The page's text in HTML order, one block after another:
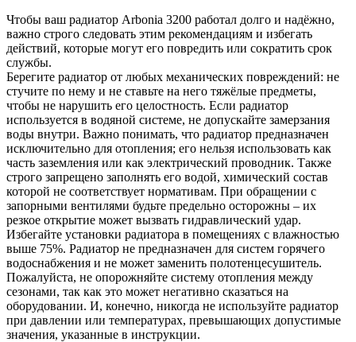
Чтобы ваш радиатор Arbonia 3200 работал долго и надёжно,
важно строго следовать этим рекомендациям и избегать
действий, которые могут его повредить или сократить срок
службы.
Берегите радиатор от любых механических повреждений: не
стучите по нему и не ставьте на него тяжёлые предметы,
чтобы не нарушить его целостность. Если радиатор
используется в водяной системе, не допускайте замерзания
воды внутри. Важно понимать, что радиатор предназначен
исключительно для отопления; его нельзя использовать как
часть заземления или как электрический проводник. Также
строго запрещено заполнять его водой, химический состав
которой не соответствует нормативам. При обращении с
запорными вентилями будьте предельно осторожны – их
резкое открытие может вызвать гидравлический удар.
Избегайте установки радиатора в помещениях с влажностью
выше 75%. Радиатор не предназначен для систем горячего
водоснабжения и не может заменить полотенцесушитель.
Пожалуйста, не опорожняйте систему отопления между
сезонами, так как это может негативно сказаться на
оборудовании. И, конечно, никогда не используйте радиатор
при давлении или температурах, превышающих допустимые
значения, указанные в инструкции.